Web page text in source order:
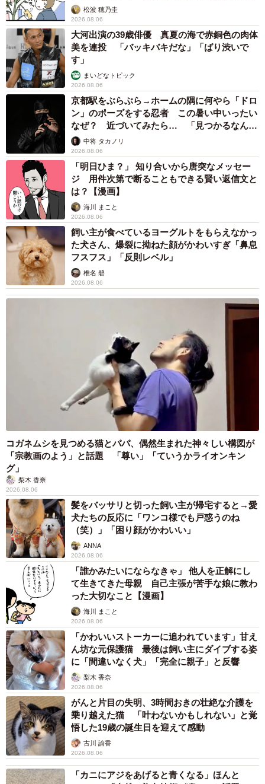
松波 穂乃圭
2026.08.06
大河出演の39歳俳優 真夏の海で赤銅色の肉体
美を連投 「バッキバキだな」「ばり渋いで
す」
まいどなトピック
2026.08.06
京都駅をぶらぶら→ホームの隅に何やら「ドロ
ン」のポーズをする忍者 この暑い中いったい
なぜ？ 近づいてみたら… 「見つかるなんて
未熟」中将 タカノリ
2026.08.06
「明日ひま？」 知り合いから唐突なメッセー
ジ 用件次第で断ることもできる賢い返信文と
は？【漫画】
海川 まこと
2026.08.06
飼い主が食べているヨーグルトをもらえなかっ
た犬さん、爆裂に拗ねた顔がかわいすぎ「鼻息
フスフス」「反則レベル」
椎名 碧
2026.08.06
コガネムシを見つめる猫とパパ、偶然生まれた神々しい構図が
「宗教画のよう」と話題 「尊い」「ていうかライオンキン
グ」
梨木 香奈
2026.08.06
髪をバッサリと切った飼い主が帰宅すると→愛
犬たちの反応に「ワンコ様でも戸惑うのね
（笑）」「困り顔がかわいい」
ANNA
2026.08.06
「誰かみたいにならなきゃ」 他人を正解にし
て生きてきた母親 自己主張が苦手な娘に教わ
った大切なこと【漫画】
海川 まこと
2026.08.06
「かわいいストーカーに追われています」甘え
ん坊な元保護猫 最後は飼い主にダイブする姿
に「間違いなく犬」「完全に親子」と反響
梨木 香奈
2026.08.06
がんと片目の失明、3時間おきの壮絶な介護を
乗り越えた猫 「叶わないかもしれない」と覚
悟した19歳の誕生日を迎えて感動
古川 諭香
2026.08.06
「カニにアジをあげると青くなる」ほんと